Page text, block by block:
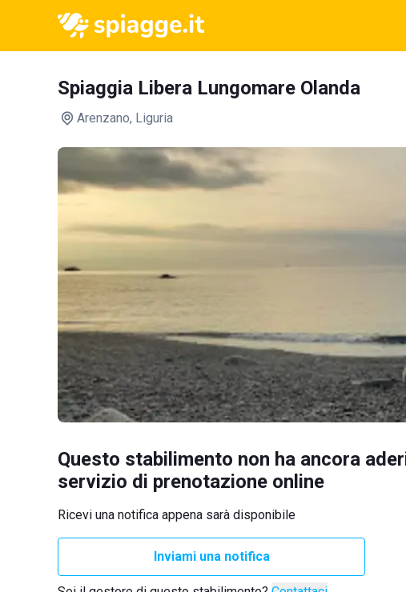
Spiaggia Libera Lungomare Olanda
Arenzano, Liguria
Questo stabilimento non ha ancora
servizio di prenotazione online
Ricevi una notifica appena sarà disponibile
Inviami una notifica